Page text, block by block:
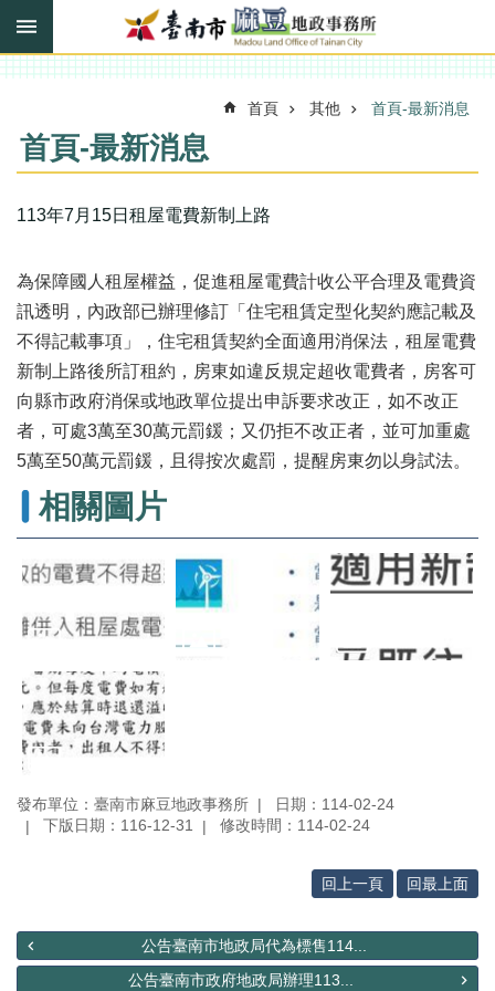
跳到主要內容區塊
搜
進
階
訊
報
機
關
簡
介
線
上
與
詢
便
民
務
民
意
交
流
下
主
題
首頁 其他 首頁-最新消息
首頁-最新消息
113年7月15日租屋電費新制上路
為保障國人租屋權益，促進租屋電費計收公平合理及電費資
訊透明，內政部已辦理修訂「住宅租賃定型化契約應記載及
不得記載事項」，住宅租賃契約全面適用消保法，租屋電費
新制上路後所訂租約，房東如違反規定超收電費者，房客可
向縣市政府消保或地政單位提出申訴要求改正，如不改正
者，可處3萬至30萬元罰鍰；又仍拒不改正者，並可加重處
5萬至50萬元罰鍰，且得按次處罰，提醒房東勿以身試法。
相關圖片
發布單位：臺南市麻豆地政事務所
日期：114-02-24
下版日期：116-12-31
修改時間：114-02-24
回上一頁 回最上面
公告臺南市地政局代為標售114...
公告臺南市政府地政局辦理113...